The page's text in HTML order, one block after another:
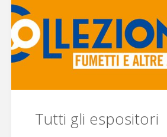
Tutti gli espositori